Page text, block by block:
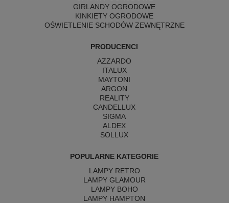
GIRLANDY OGRODOWE
KINKIETY OGRODOWE
OŚWIETLENIE SCHODÓW ZEWNĘTRZNE
PRODUCENCI
AZZARDO
ITALUX
MAYTONI
ARGON
REALITY
CANDELLUX
SIGMA
ALDEX
SOLLUX
POPULARNE KATEGORIE
LAMPY RETRO
LAMPY GLAMOUR
LAMPY BOHO
LAMPY HAMPTON